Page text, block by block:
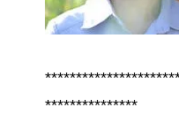
***************